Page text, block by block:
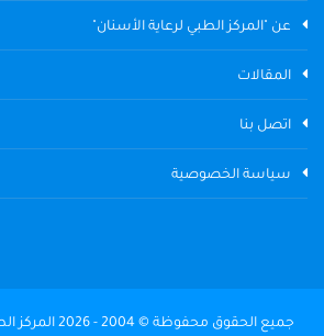
عن "المركز الطبي لرعاية الأسنان"
المقالات
اتصل بنا
سياسة الخصوصية